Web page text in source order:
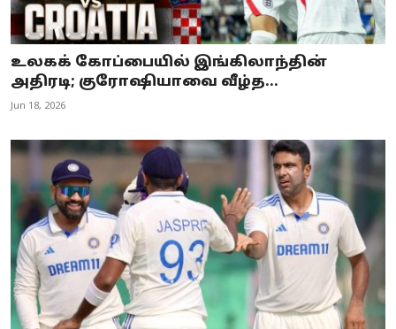
உலகக் கோப்பையில் இங்கிலாந்தின்
அதிரடி; குரோஷியாவை வீழ்த...
Jun 18, 2026